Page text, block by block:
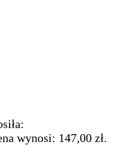
wynosi: 147,00 zł.